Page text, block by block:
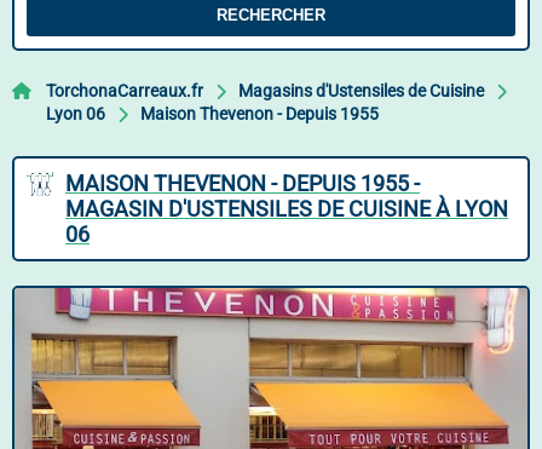
RECHERCHER
TorchonaCarreaux.fr
Magasins d'Ustensiles de Cuisine
Lyon 06
Maison Thevenon - Depuis 1955
MAISON THEVENON - DEPUIS 1955 -
MAGASIN D'USTENSILES DE CUISINE À LYON
06